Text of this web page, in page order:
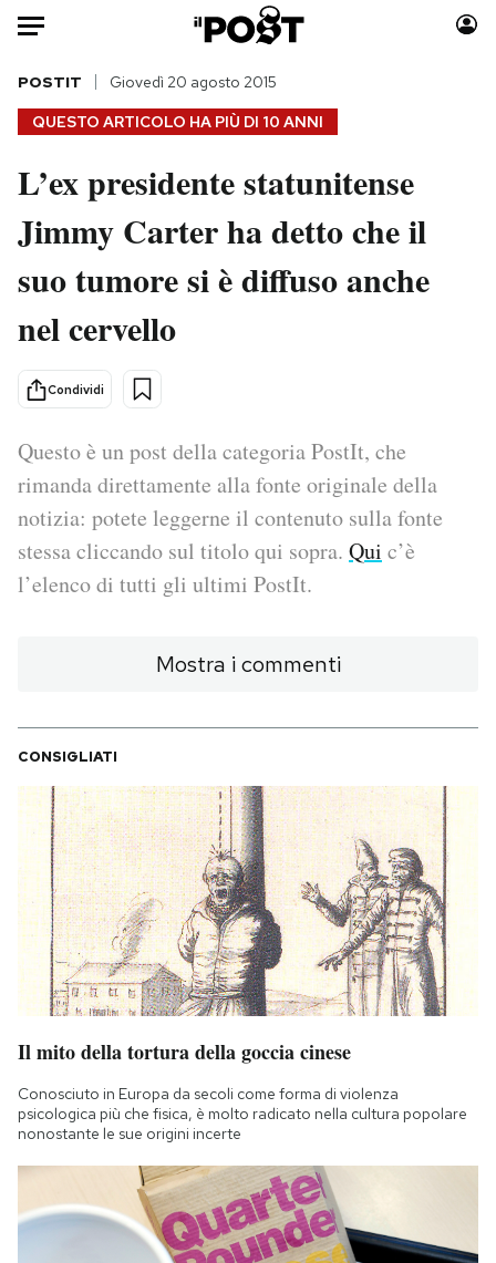
Auto
HOME
Italia
Politica
Tecnologia
Scienza
Cultura
Economia
Sport
Moda
Consumismi
Storie/Idee
Mondiali calcio 2026
PODCAST
SHOP
CALENDARIO
AREA PERSONALE
Area Personale
Newsletter
Notifiche mobile
Esci
QUESTO ARTICOLO HA PIÙ DI 10 ANNI
POSTIT Giovedì 20 agosto 2015
L’ex presidente statunitense
Jimmy Carter ha detto che il
suo tumore si è diffuso anche
nel cervello
Condividi
Questo è un post della categoria PostIt, che
rimanda direttamente alla fonte originale della
notizia: potete leggerne il contenuto sulla fonte
stessa cliccando sul titolo qui sopra. Qui c’è
l’elenco di tutti gli ultimi PostIt.
Mostra i commenti
CONSIGLIATI
Il mito della tortura della goccia cinese
Conosciuto in Europa da secoli come forma di violenza
psicologica più che fisica, è molto radicato nella cultura popolare
nonostante le sue origini incerte